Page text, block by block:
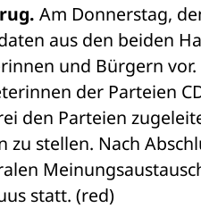
Am Donnerstag,
aus den beiden
und Bürgern
der Parteien
den Parteien
zu stellen. Nach
statt. (red)